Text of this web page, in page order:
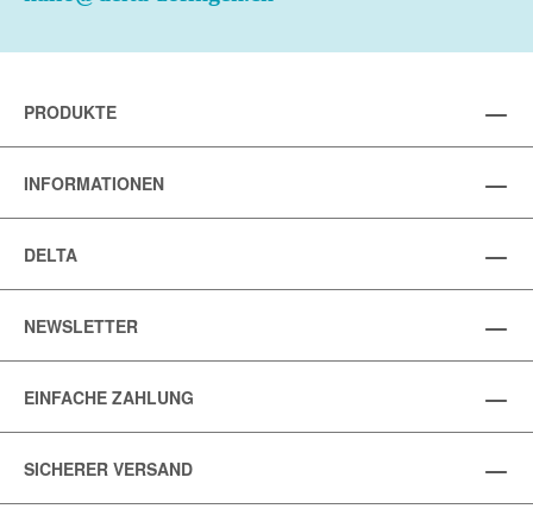
PRODUKTE
INFORMATIONEN
DELTA
NEWSLETTER
EINFACHE ZAHLUNG
SICHERER VERSAND